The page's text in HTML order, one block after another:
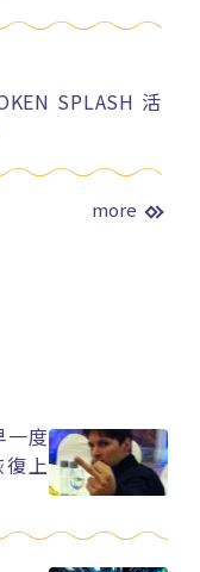
SPLASH 活
more
一度
上